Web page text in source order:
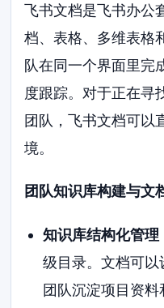
飞书文档是飞书办公
档、表格、多维表格
队在同一个界面里完
度跟踪。对于正在寻
团队，飞书文档可以
境。
团队知识库构建与文
知识库结构化管理
级目录。文档可
团队沉淀项目资料